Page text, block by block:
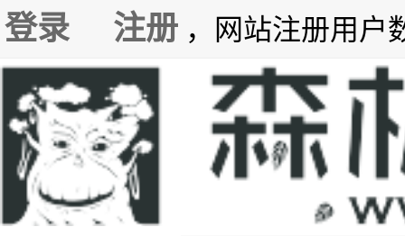
登录 注册 ，网站注册用户